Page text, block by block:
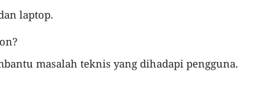
laptop.
masalah teknis yang dihadapi pengguna.